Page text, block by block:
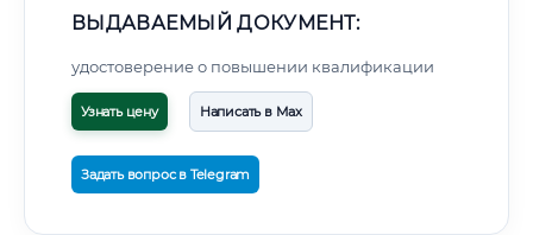
ВЫДАВАЕМЫЙ ДОКУМЕНТ:
удостоверение о повышении квалификации
Узнать цену Написать в Max
Задать вопрос в Telegram